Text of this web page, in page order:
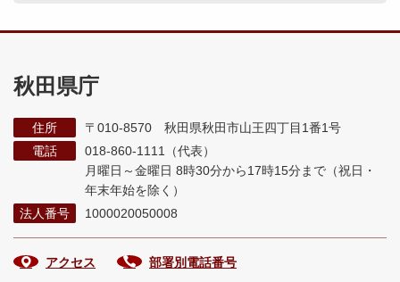
秋田県庁
住所
〒010-8570 秋田県秋田市山王四丁目1番1号
電話
018-860-1111（代表）
月曜日～金曜日 8時30分から17時15分まで （祝日・
年末年始を除く）
法人番号
1000020050008
アクセス 部署別電話番号